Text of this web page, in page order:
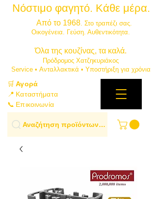
Νόστιμο φαγητό. Κάθε μέρα.
Από το 1968. Στο τραπέζι σας.
​Οικογένεια. Γεύση. Αυθεντικότητα.
​Όλα της κουζίνας, τα καλά.
Πρόδρομος Χατζηκυριάκος
​Service • Ανταλλακτικά • Υποστήριξη για χρόνια
🛒Αγορά
📍 Καταστήματα
📞 Επικοινωνία
Αναζήτηση προϊόντων…